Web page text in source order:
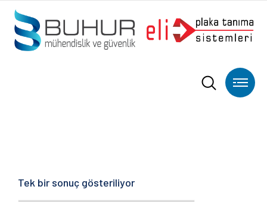
Tek bir sonuç gösteriliyor